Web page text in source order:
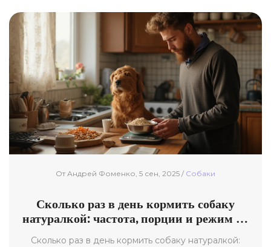
От Андрей Фоменко, 5 сен, 2025 / Собаки
Сколько раз в день кормить собаку
натуралкой: частота, порции и режим по
Сколько раз в день кормить собаку натуралкой: